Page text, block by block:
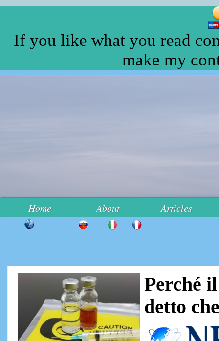
If you like what you read
make my
Home About Articles
Perché
detto